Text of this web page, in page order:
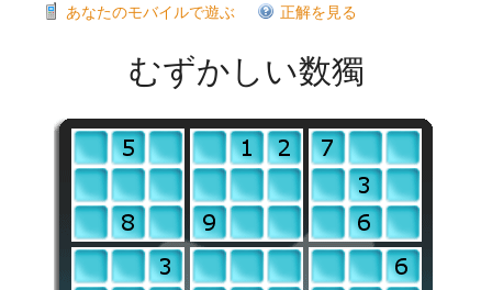
あなたのモバイルで遊ぶ
正解を見る
むずかしい数獨